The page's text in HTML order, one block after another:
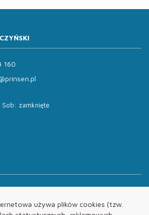
używa plików cookies (tzw.
160
zamknięte